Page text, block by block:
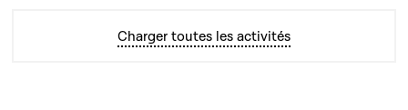
Charger toutes les activités